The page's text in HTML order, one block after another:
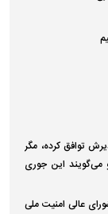
توافق کرده، مگر
می‌گویند این جوری
عالی امنیت ملی